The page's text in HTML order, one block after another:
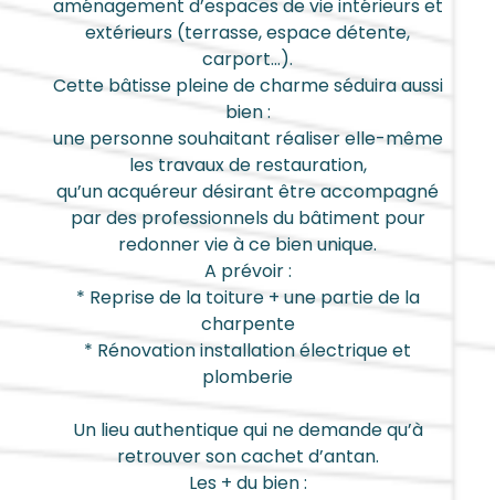
aménagement d’espaces de vie intérieurs et
extérieurs (terrasse, espace détente,
carport…).
Cette bâtisse pleine de charme séduira aussi
bien :
une personne souhaitant réaliser elle-même
les travaux de restauration,
qu’un acquéreur désirant être accompagné
par des professionnels du bâtiment pour
redonner vie à ce bien unique.
A prévoir :
* Reprise de la toiture + une partie de la
charpente
* Rénovation installation électrique et
plomberie
Un lieu authentique qui ne demande qu’à
retrouver son cachet d’antan.
Les + du bien :